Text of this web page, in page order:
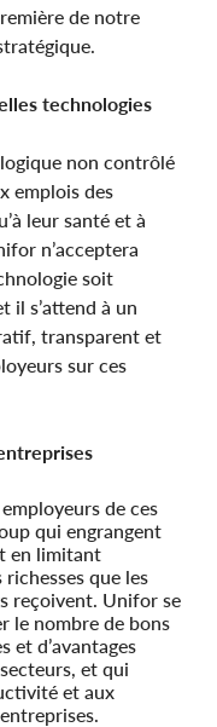
de notre
technologies
non contrôlé
emplois des
leur santé et à
n’acceptera
soit
il s’attend à un
transparent et
sur ces
de ces
qui engrangent
en limitant
que les
reçoivent. Unifor se
le nombre de bons
et d’avantages
et qui
et aux